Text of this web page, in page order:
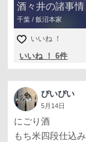
酒々井の諸事情
千葉 / 飯沼本家
いいね ！
いいね ！ 6件
ぴいぴい
5月14日
にごり酒
もち米四段仕込み